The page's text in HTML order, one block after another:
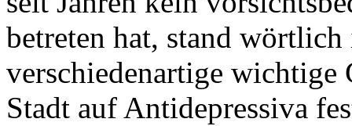
betreten hat, stand
verschiedenartige wichtige
Stadt auf Antidepressiva